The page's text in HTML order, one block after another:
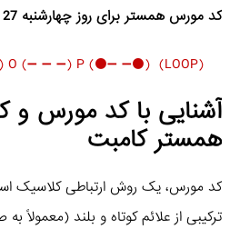
کد مورس همستر برای روز چهارشنبه 27 تیر 1403:
(L (⚫️ ➖ ⚫️ ⚫️) O (➖ ➖ ➖) O (➖ ➖ ➖) P (⚫️➖ ➖⚫️) (LOOP
آشنایی با کد مورس و
همستر کامبت
کد مورس، یک روش ارتباطی کلاسیک است
ترکیبی از علائم کوتاه و بلند